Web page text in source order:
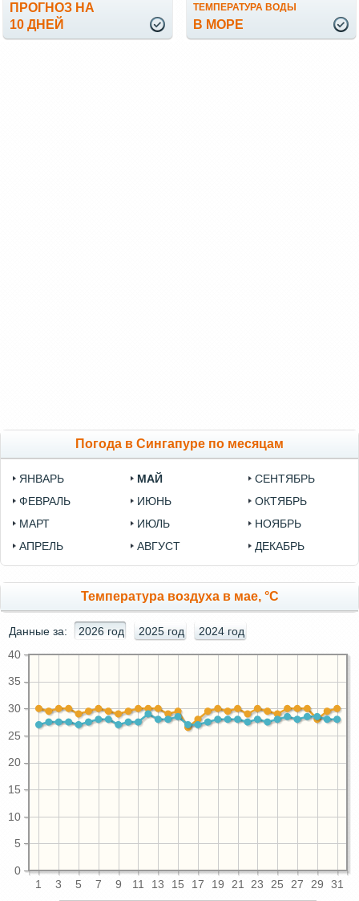
ПРОГНОЗ НА
10 ДНЕЙ
ТЕМПЕРАТУРА ВОДЫ
В МОРЕ
Погода в Сингапуре по месяцам
ЯНВАРЬ
ФЕВРАЛЬ
МАРТ
АПРЕЛЬ
МАЙ
ИЮНЬ
ИЮЛЬ
АВГУСТ
СЕНТЯБРЬ
ОКТЯБРЬ
НОЯБРЬ
ДЕКАБРЬ
Температура воздуха в мае, °C
Данные за: 2026 год 2025 год 2024 год
1 3 5 7 9 11 13 15 17 19 21 23 25 27 29 31
0
5
10
15
20
25
30
35
40